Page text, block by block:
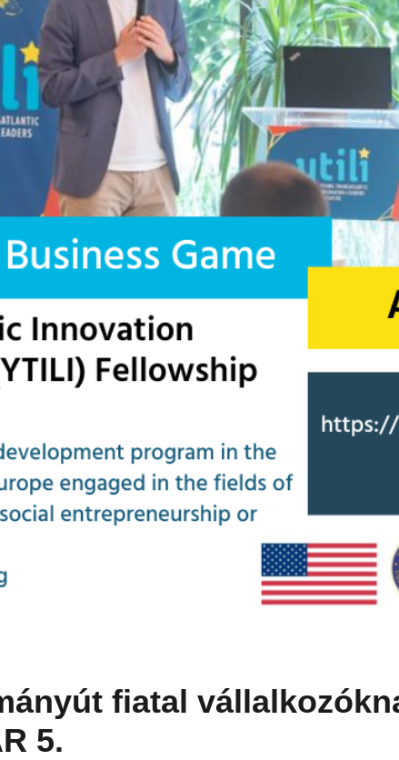
fiatal
5.